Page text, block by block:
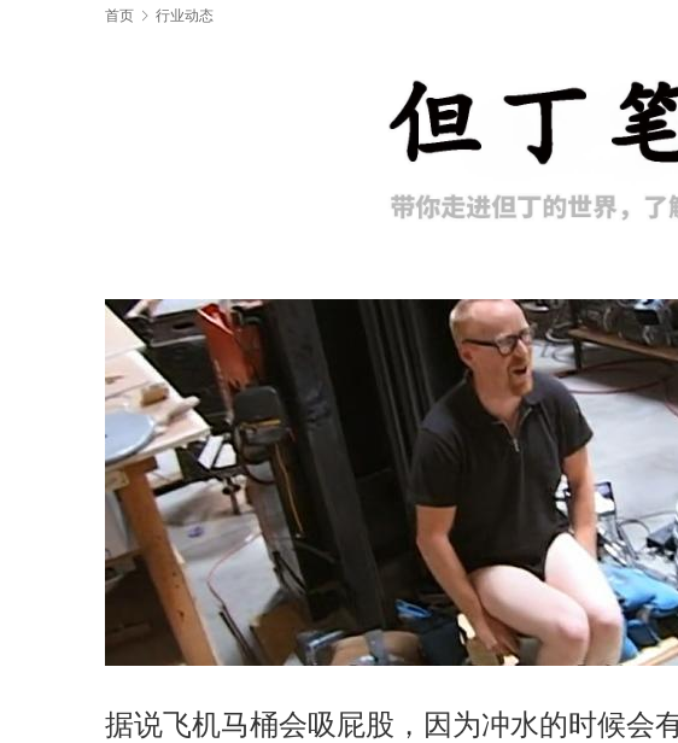
首页 行业动态
据说飞机马桶会吸屁股，因为冲水的时候会